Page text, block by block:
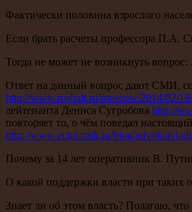
Фактически половина взрослого
Если брать расчеты профессора П.А.
Тогда не может не возникнуть
Ответ на данный вопрос дают СМИ,
http://www.rosbalt.ru/moscow/2014/02/
лейтенанта Дениса Сугробова http://
повторяет то, о чём поведал
http://www.echo.msk.ru/blog/
Почему за 14 лет оперативник В.
О какой поддержки власти при таких
Знает ли об этом власть? Полагаю, что